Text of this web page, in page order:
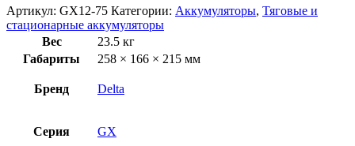
Артикул: GX12-75 Категории: Аккумуляторы, Тяговые и
стационарные аккумуляторы
Вес
23.5 кг
Габариты
258 × 166 × 215 мм
Бренд Delta
Серия GX